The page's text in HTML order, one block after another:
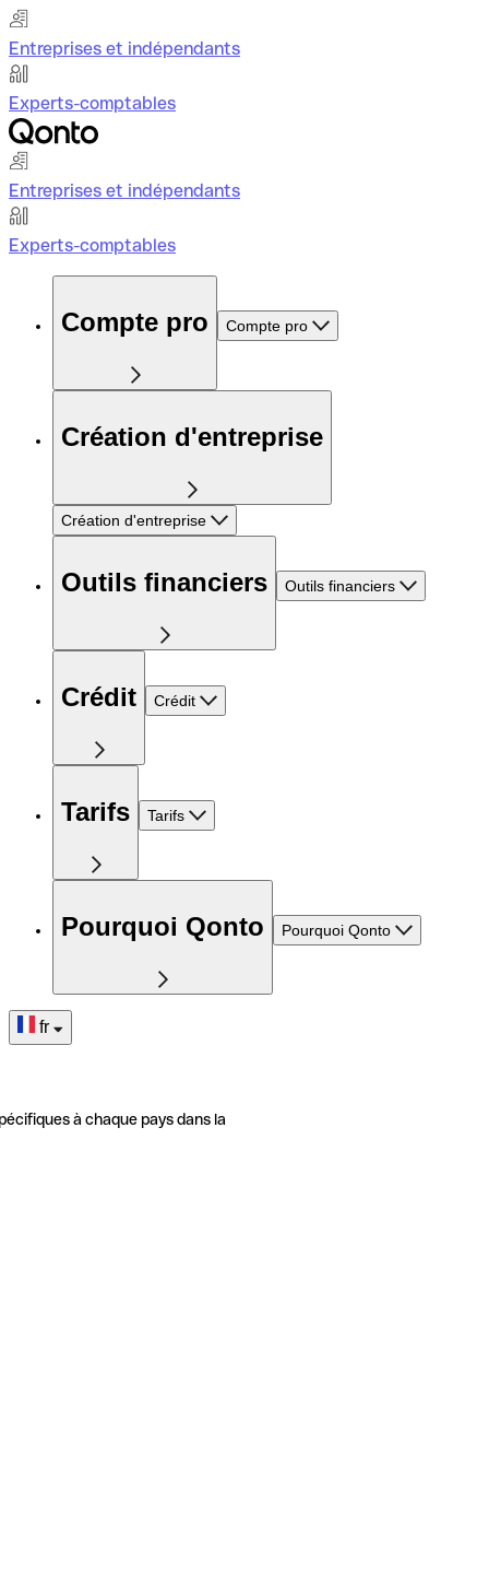
Entreprises et indépendants
Experts-comptables
Entreprises et indépendants
Experts-comptables
Compte pro Compte pro
Création d'entreprise
Création d'entreprise
Outils financiers Outils financiers
Crédit Crédit
Tarifs Tarifs
Pourquoi Qonto Pourquoi Qonto
fr
à chaque pays dans la